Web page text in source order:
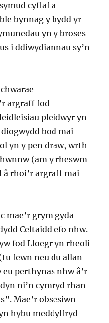
cyflaf a
bynnag y bydd yr
yn y broses
i ddiwydiannau sy’n
argraff fod
pleidwyr yn
diogwydd bod mai
yn y pen draw, wrth
(am y rheswm
â rhoi’r argraff mai
mae’r grym gyda
Celtaidd efo nhw.
fod Lloegr yn rheoli
fewn neu du allan
eu perthynas nhw â’r
ni’n cymryd rhan
Mae’r obsesiwn
hybu meddylfryd